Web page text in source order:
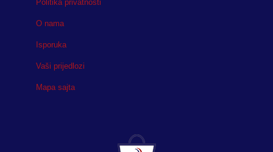
Politika privatnosti
O nama
Isporuka
Vaši prijedlozi
Mapa sajta